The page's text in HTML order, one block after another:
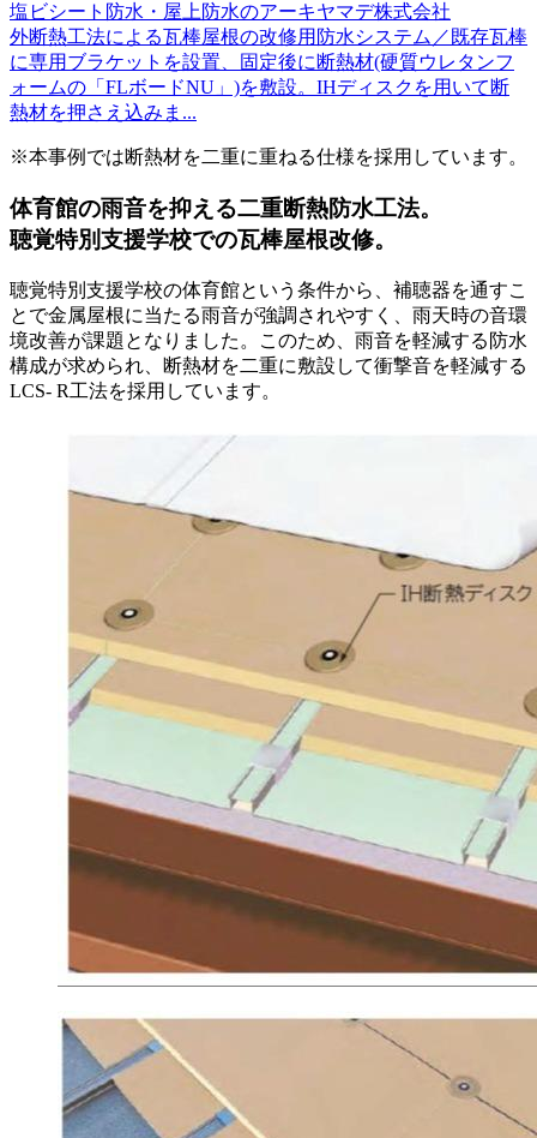
塩ビシート防水・屋上防水のアーキヤマデ株式会社
外断熱工法による瓦棒屋根の改修用防水システム／既存瓦棒
に専用ブラケットを設置、固定後に断熱材(硬質ウレタンフ
ォームの「FLボードNU」)を敷設。IHディスクを用いて断
熱材を押さえ込みま...
※本事例では断熱材を二重に重ねる仕様を採用しています。
体育館の雨音を抑える二重断熱防水工法。
聴覚特別支援学校での瓦棒屋根改修。
聴覚特別支援学校の体育館という条件から、補聴器を通すこ
とで金属屋根に当たる雨音が強調されやすく、雨天時の音環
境改善が課題となりました。このため、雨音を軽減する防水
構成が求められ、断熱材を二重に敷設して衝撃音を軽減する
LCS- R工法を採用しています。